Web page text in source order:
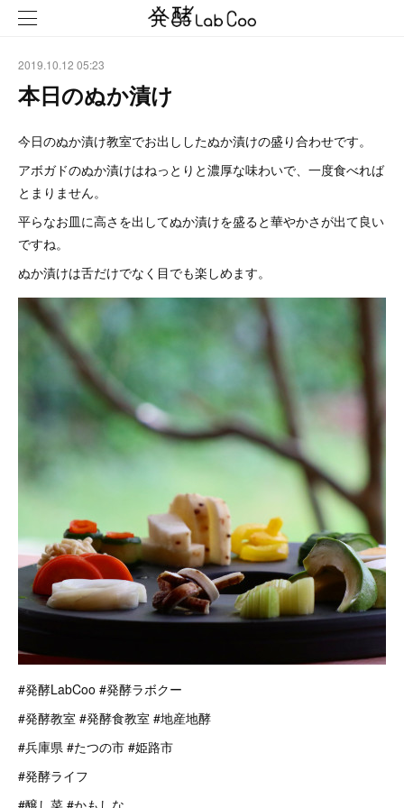
2019.10.12 05:23
本日のぬか漬け
今日のぬか漬け教室でお出ししたぬか漬けの盛り合わせです。
アボガドのぬか漬けはねっとりと濃厚な味わいで、一度食べれば
とまりません。
平らなお皿に高さを出してぬか漬けを盛ると華やかさが出て良い
ですね。
ぬか漬けは舌だけでなく目でも楽しめます。
#発酵LabCoo #発酵ラボクー
#発酵教室 #発酵食教室 #地産地酵
#兵庫県 #たつの市 #姫路市
#発酵ライフ
#醸し菜 #かもしな